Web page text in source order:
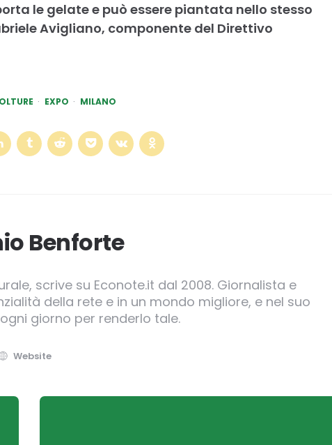
le gelate e può essere piantata nello stesso
Avigliano, componente del Direttivo
EXPO MILANO
Benforte
scrive su Econote.it dal 2008. Giornalista e
della rete e in un mondo migliore, e nel suo
giorno per renderlo tale.
Website